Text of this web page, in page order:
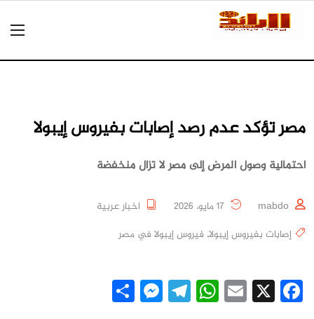
مصر تؤكد عدم رصد إصابات بفيروس إيبولا
احتمالية وصول المرض إلى مصر لا تزال منخفضة
mabdo
اخبار عربية
إصابات بفيروس إيبولا, فيروس إيبولا في مصر
Facebook
X
Email
WhatsApp
Telegram
Messenger